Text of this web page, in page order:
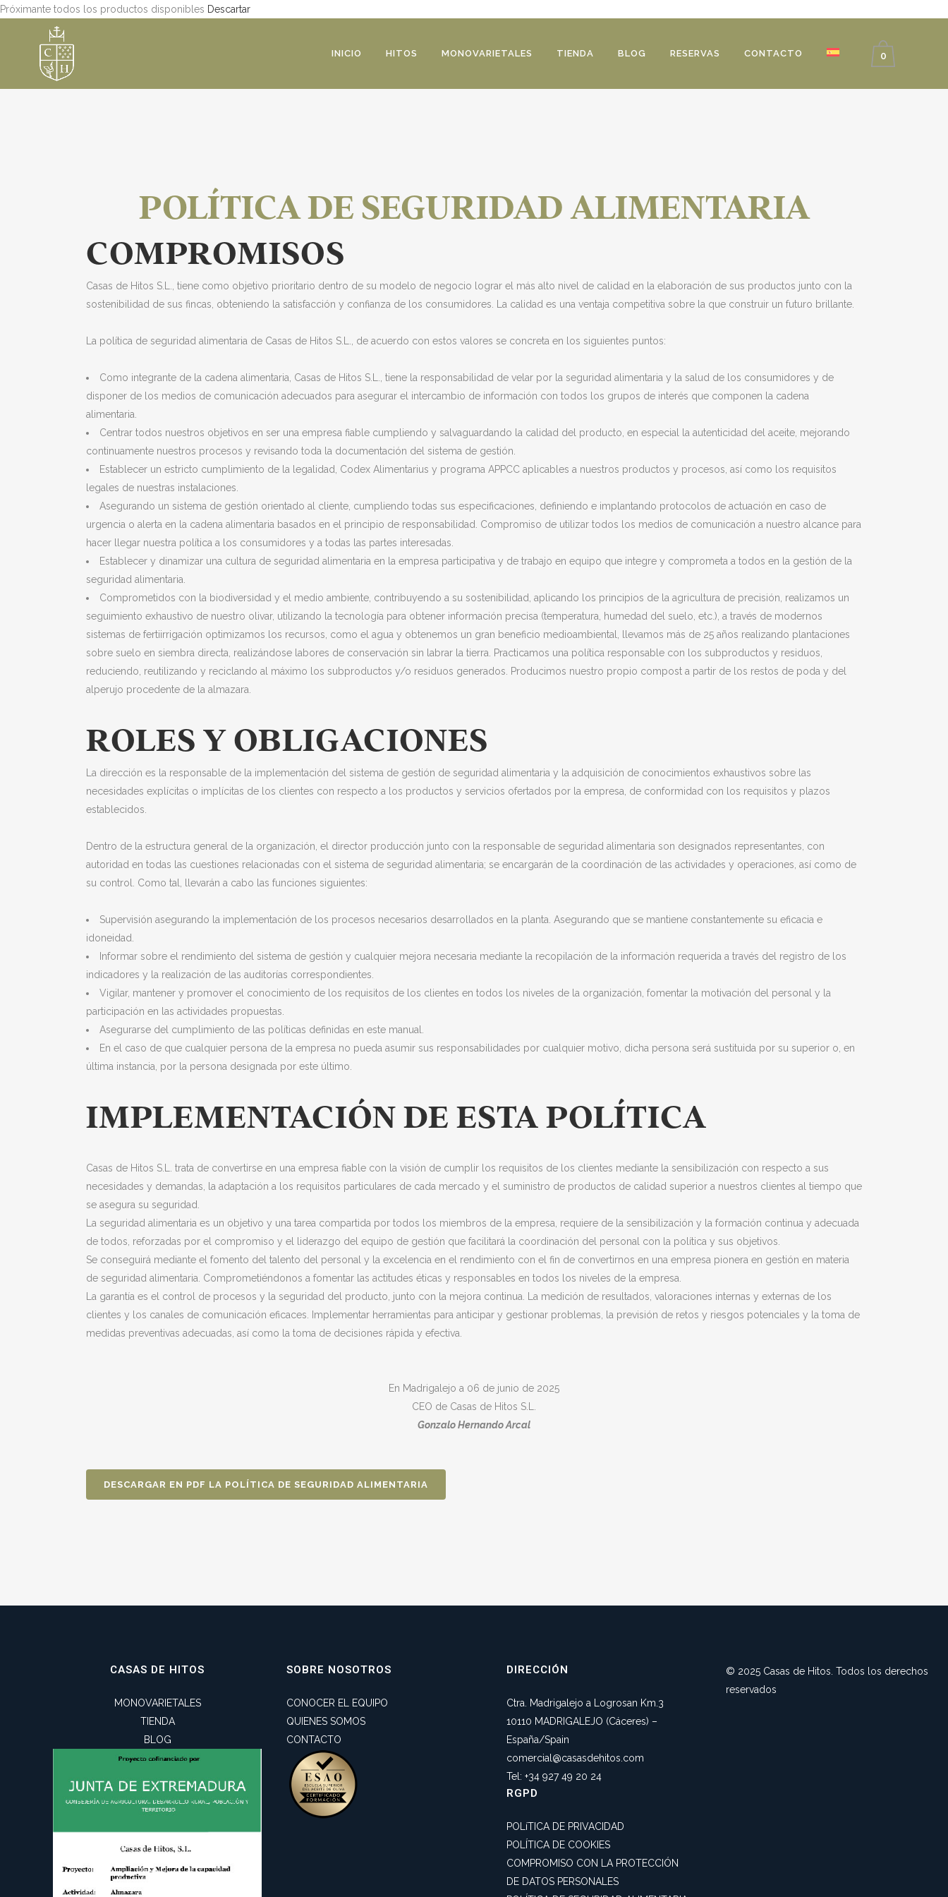
Próximante todos los productos disponibles Descartar
0
INICIO HITOS MONOVARIETALES TIENDA BLOG RESERVAS CONTACTO
POLÍTICA DE SEGURIDAD ALIMENTARIA
COMPROMISOS
Casas de Hitos S.L., tiene como objetivo prioritario dentro de su modelo de negocio lograr el más alto nivel de calidad en la elaboración de sus productos junto con la
sostenibilidad de sus fincas, obteniendo la satisfacción y confianza de los consumidores. La calidad es una ventaja competitiva sobre la que construir un futuro brillante.
La política de seguridad alimentaria de Casas de Hitos S.L., de acuerdo con estos valores se concreta en los siguientes puntos:
Como integrante de la cadena alimentaria, Casas de Hitos S.L., tiene la responsabilidad de velar por la seguridad alimentaria y la salud de los consumidores y de
disponer de los medios de comunicación adecuados para asegurar el intercambio de información con todos los grupos de interés que componen la cadena
alimentaria.
Centrar todos nuestros objetivos en ser una empresa fiable cumpliendo y salvaguardando la calidad del producto, en especial la autenticidad del aceite, mejorando
continuamente nuestros procesos y revisando toda la documentación del sistema de gestión.
Establecer un estricto cumplimiento de la legalidad, Codex Alimentarius y programa APPCC aplicables a nuestros productos y procesos, así como los requisitos
legales de nuestras instalaciones.
Asegurando un sistema de gestión orientado al cliente, cumpliendo todas sus especificaciones, definiendo e implantando protocolos de actuación en caso de
urgencia o alerta en la cadena alimentaria basados en el principio de responsabilidad. Compromiso de utilizar todos los medios de comunicación a nuestro alcance para
hacer llegar nuestra política a los consumidores y a todas las partes interesadas.
Establecer y dinamizar una cultura de seguridad alimentaria en la empresa participativa y de trabajo en equipo que integre y comprometa a todos en la gestión de la
seguridad alimentaria.
Comprometidos con la biodiversidad y el medio ambiente, contribuyendo a su sostenibilidad, aplicando los principios de la agricultura de precisión, realizamos un
seguimiento exhaustivo de nuestro olivar, utilizando la tecnología para obtener información precisa (temperatura, humedad del suelo, etc.), a través de modernos
sistemas de fertiirrigación optimizamos los recursos, como el agua y obtenemos un gran beneficio medioambiental, llevamos más de 25 años realizando plantaciones
sobre suelo en siembra directa, realizándose labores de conservación sin labrar la tierra. Practicamos una política responsable con los subproductos y residuos,
reduciendo, reutilizando y reciclando al máximo los subproductos y/o residuos generados. Producimos nuestro propio compost a partir de los restos de poda y del
alperujo procedente de la almazara.
ROLES Y OBLIGACIONES
La dirección es la responsable de la implementación del sistema de gestión de seguridad alimentaria y la adquisición de conocimientos exhaustivos sobre las
necesidades explícitas o implícitas de los clientes con respecto a los productos y servicios ofertados por la empresa, de conformidad con los requisitos y plazos
establecidos.
Dentro de la estructura general de la organización, el director producción junto con la responsable de seguridad alimentaria son designados representantes, con
autoridad en todas las cuestiones relacionadas con el sistema de seguridad alimentaria; se encargarán de la coordinación de las actividades y operaciones, así como de
su control. Como tal, llevarán a cabo las funciones siguientes:
Supervisión asegurando la implementación de los procesos necesarios desarrollados en la planta. Asegurando que se mantiene constantemente su eficacia e
idoneidad.
Informar sobre el rendimiento del sistema de gestión y cualquier mejora necesaria mediante la recopilación de la información requerida a través del registro de los
indicadores y la realización de las auditorías correspondientes.
Vigilar, mantener y promover el conocimiento de los requisitos de los clientes en todos los niveles de la organización, fomentar la motivación del personal y la
participación en las actividades propuestas.
Asegurarse del cumplimiento de las políticas definidas en este manual.
En el caso de que cualquier persona de la empresa no pueda asumir sus responsabilidades por cualquier motivo, dicha persona será sustituida por su superior o, en
última instancia, por la persona designada por este último.
IMPLEMENTACIÓN DE ESTA POLÍTICA
Casas de Hitos S.L. trata de convertirse en una empresa fiable con la visión de cumplir los requisitos de los clientes mediante la sensibilización con respecto a sus
necesidades y demandas, la adaptación a los requisitos particulares de cada mercado y el suministro de productos de calidad superior a nuestros clientes al tiempo que
se asegura su seguridad.
La seguridad alimentaria es un objetivo y una tarea compartida por todos los miembros de la empresa, requiere de la sensibilización y la formación continua y adecuada
de todos, reforzadas por el compromiso y el liderazgo del equipo de gestión que facilitará la coordinación del personal con la política y sus objetivos.
Se conseguirá mediante el fomento del talento del personal y la excelencia en el rendimiento con el fin de convertirnos en una empresa pionera en gestión en materia
de seguridad alimentaria. Comprometiéndonos a fomentar las actitudes éticas y responsables en todos los niveles de la empresa.
La garantía es el control de procesos y la seguridad del producto, junto con la mejora continua. La medición de resultados, valoraciones internas y externas de los
clientes y los canales de comunicación eficaces. Implementar herramientas para anticipar y gestionar problemas, la previsión de retos y riesgos potenciales y la toma de
medidas preventivas adecuadas, así como la toma de decisiones rápida y efectiva.
En Madrigalejo a 06 de junio de 2025
CEO de Casas de Hitos S.L.
Gonzalo Hernando Arcal
DESCARGAR EN PDF LA POLÍTICA DE SEGURIDAD ALIMENTARIA
CASAS DE HITOS
MONOVARIETALES
TIENDA
BLOG
SOBRE NOSOTROS
CONOCER EL EQUIPO
QUIENES SOMOS
CONTACTO
DIRECCIÓN
Ctra. Madrigalejo a Logrosan Km.3
10110 MADRIGALEJO (Cáceres) –
España/Spain
comercial@casasdehitos.com
Tel: +34 927 49 20 24
RGPD
POLíTICA DE PRIVACIDAD
POLÍTICA DE COOKIES
COMPROMISO CON LA PROTECCIÓN
DE DATOS PERSONALES
© 2025 Casas de Hitos. Todos los derechos
reservados